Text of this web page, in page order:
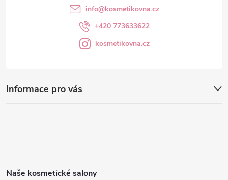
Informace pro vás
Naše kosmetické salony
info@kosmetikovna.cz
+420 773633622
kosmetikovna.cz